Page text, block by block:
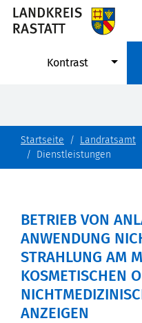
Kontrast
Startseite Landratsamt
Dienstleistungen
BETRIEB VON
ANWENDUNG
STRAHLUNG AM
KOSMETISCHEN
ANZEIGEN